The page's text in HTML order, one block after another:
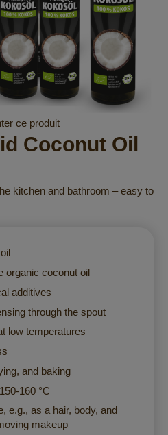
ce produit
Coconut Oil
kitchen and bathroom – easy to
organic coconut oil
additives
through the spout
low temperatures
and baking
160 °C
e.g., as a hair, body, and
makeup